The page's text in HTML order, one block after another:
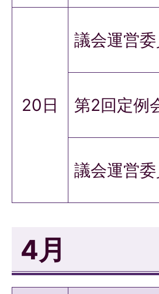
20日
議会運営
第2回定例
議会運営
4月